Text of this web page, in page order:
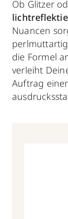
Ob Glitzer
Nuancen
die Formel
verleiht
Auftrag